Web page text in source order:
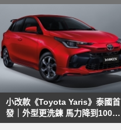
小改款《Toyota Yaris》泰國首
發｜外型更洗鍊 馬力降到100匹
內